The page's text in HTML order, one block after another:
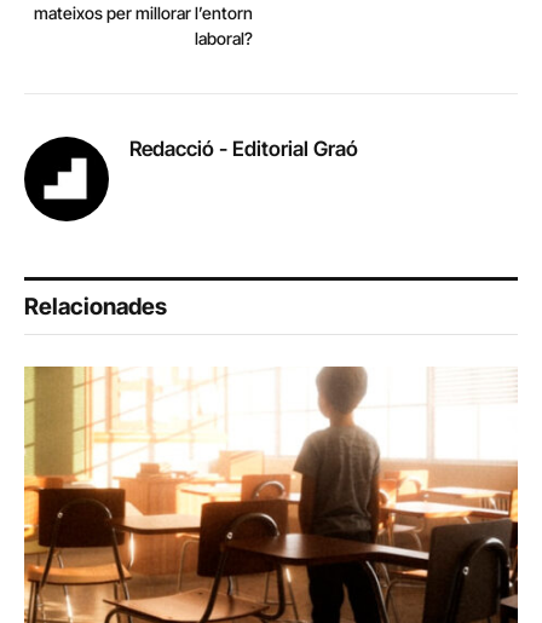
mateixos per millorar l’entorn
laboral?
Redacció - Editorial Graó
Relacionades